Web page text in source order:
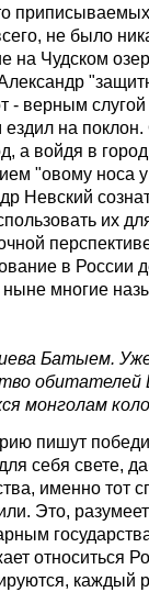
не было
на Чудском
- верным
ездил на
а войдя в
"овому носа
Невский
их
в России
ныне многие
Батыем.
обитателей
монголам
пишут
себя свете,
именно тот
Это,
относиться
каждый